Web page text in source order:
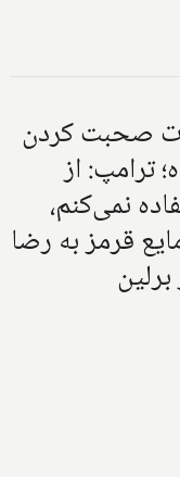
صحبت کردن
ترامپ: از
نمی‌کنم،
قرمز به رضا